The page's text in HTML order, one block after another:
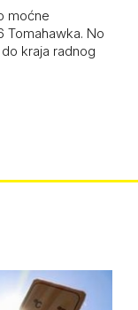
moćne
Tomahawka. No
kraja radnog